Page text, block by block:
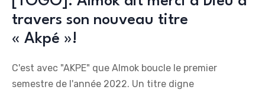
travers son nouveau titre
« Akpé »!
C'est avec "AKPE" que Almok boucle le premier
semestre de l'année 2022. Un titre digne